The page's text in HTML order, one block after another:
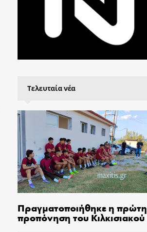
Τελευταία νέα
Πραγματοποιήθηκε η πρώτη
προπόνηση του Κιλκισιακού